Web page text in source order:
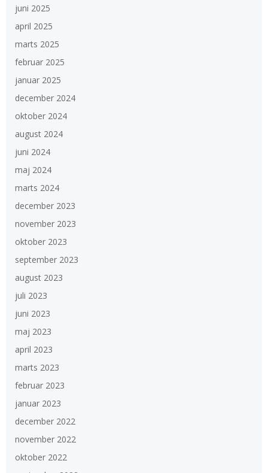
juni 2025
april 2025
marts 2025
februar 2025
januar 2025
december 2024
oktober 2024
august 2024
juni 2024
maj 2024
marts 2024
december 2023
november 2023
oktober 2023
september 2023
august 2023
juli 2023
juni 2023
maj 2023
april 2023
marts 2023
februar 2023
januar 2023
december 2022
november 2022
oktober 2022